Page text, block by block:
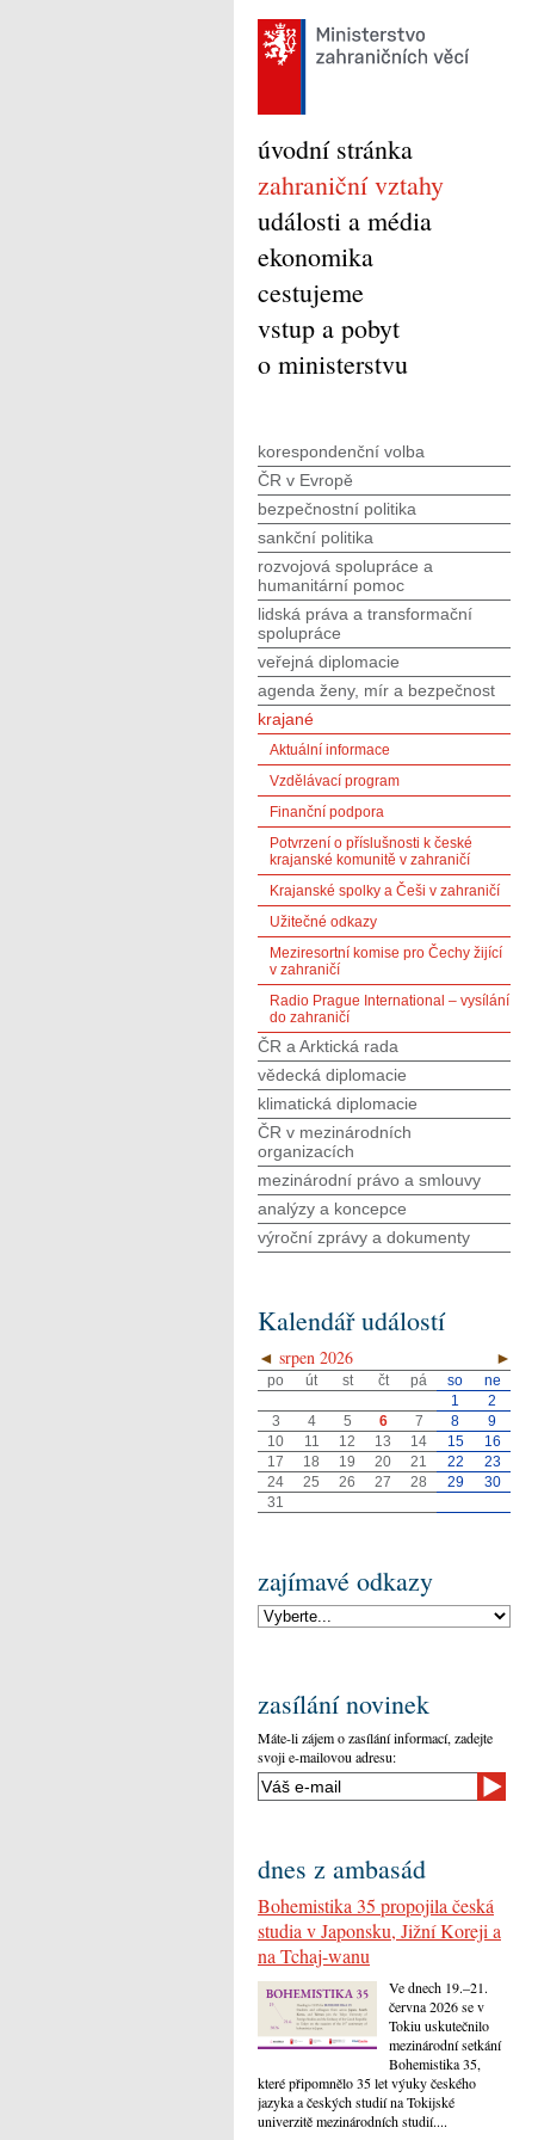
úvodní stránka
zahraniční vztahy
události a média
ekonomika
cestujeme
vstup a pobyt
o ministerstvu
korespondenční volba
ČR v Evropě
bezpečnostní politika
sankční politika
rozvojová spolupráce a
humanitární pomoc
lidská práva a transformační
spolupráce
veřejná diplomacie
agenda ženy, mír a bezpečnost
krajané
Aktuální informace
Vzdělávací program
Finanční podpora
Potvrzení o příslušnosti k české
krajanské komunitě v zahraničí
Krajanské spolky a Češi v zahraničí
Užitečné odkazy
Meziresortní komise pro Čechy žijící
v zahraničí
Radio Prague International – vysílání
do zahraničí
ČR a Arktická rada
vědecká diplomacie
klimatická diplomacie
ČR v mezinárodních
organizacích
mezinárodní právo a smlouvy
analýzy a koncepce
výroční zprávy a dokumenty
Kalendář událostí
◄ ►
srpen 2026
po út st čt pá so
ne
1
2
3
4 5 6 7 8
9
10
11 12 13 14 15
16
17
18 19 20 21 22
23
24
25 26 27 28 29
30
31
zajímavé odkazy
zasílání novinek
Máte-li zájem o zasílání informací, zadejte
svoji e-mailovou adresu:
dnes z ambasád
Bohemistika 35 propojila česká
studia v Japonsku, Jižní Koreji a
na Tchaj-wanu
Ve dnech 19.–21.
června 2026 se v
Tokiu uskutečnilo
mezinárodní setkání
Bohemistika 35,
které připomnělo 35 let výuky českého
jazyka a českých studií na Tokijské
univerzitě mezinárodních studií....